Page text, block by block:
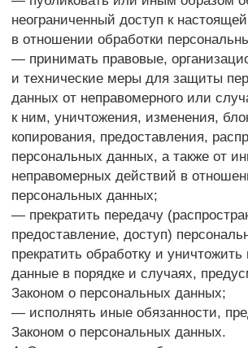
осуществляется на законной и справедливой
основе.
5.2. Обработка персональных данных
ограничивается достижением конкретных, заранее
определенных и законных целей. Не допускается
обработка персональных данных, несовместимая
5.3. Не допускается объединение баз данных,
содержащих персональные данные, обработка
которых осуществляется в целях, несовместимых
между собой.
5.4. Обработке подлежат только персональные
данные, которые отвечают целям их обработки.
персональных данных соответствуют заявленным
целям обработки. Не допускается избыточность
обрабатываемых персональных данных
по отношению к заявленным целям их обработки.
5.6. При обработке персональных данных
обеспечивается точность персональных данных,
их достаточность, а в необходимых случаях
и актуальность по отношению к целям обработки
персональных данных. Оператор принимает
необходимые меры и/или обеспечивает их принятие
по удалению или уточнению неполных или неточных